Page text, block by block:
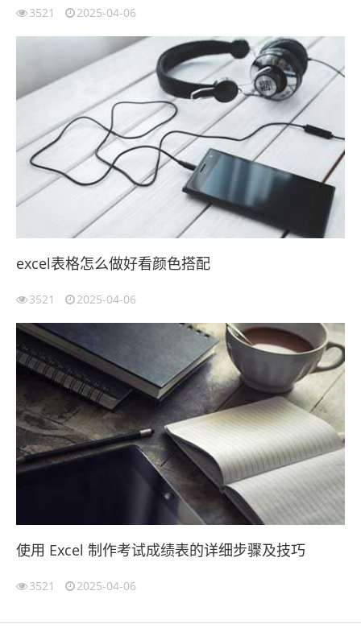
3521 2025-04-06
excel表格怎么做好看颜色搭配
3521 2025-04-06
使用 Excel 制作考试成绩表的详细步骤及技巧
3521 2025-04-06